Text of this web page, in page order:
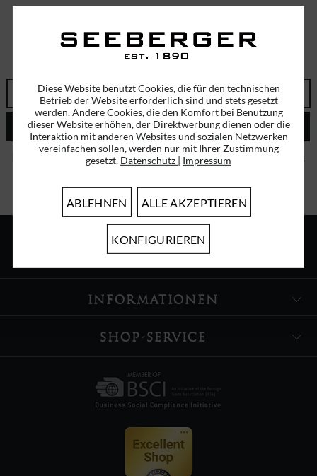
ABONNIEREN SIE UNSEREN NEWSLETTER!
ERHALTEN SIE EINMALIG EINEN 5 EURO GUTSCHEIN
ABSENDEN
Datenschutzbestimmungenzur Kenntnis genommen.
INFORMATIONEN
SHOP-SERVICE
Diese Website benutzt Cookies, die für den technischen
Betrieb der Website erforderlich sind und stets gesetzt
werden. Andere Cookies, die den Komfort bei Benutzung
dieser Website erhöhen, der Direktwerbung dienen oder die
Interaktion mit anderen Websites und sozialen Netzwerken
vereinfachen sollen, werden nur mit Ihrer Zustimmung
gesetzt. Datenschutz | Impressum
ABLEHNEN ALLE AKZEPTIEREN
KONFIGURIEREN